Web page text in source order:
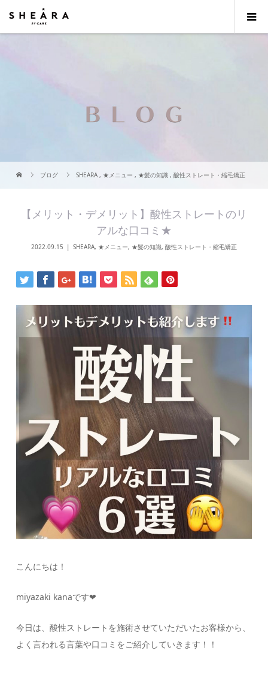
ブログ SHEARA , ★メニュー , ★髪の知識 ,酸性ストレート・縮毛矯正
【メリット・デメリット】酸性ストレートのリ
アルな口コミ★
2022.09.15 SHEARA, ★メニュー, ★髪の知識, 酸性ストレート・縮毛矯正
こんにちは！
miyazaki kanaです❤︎
今日は、酸性ストレートを施術させていただいたお客様から、
よく言われる言葉や口コミをご紹介していきます！！